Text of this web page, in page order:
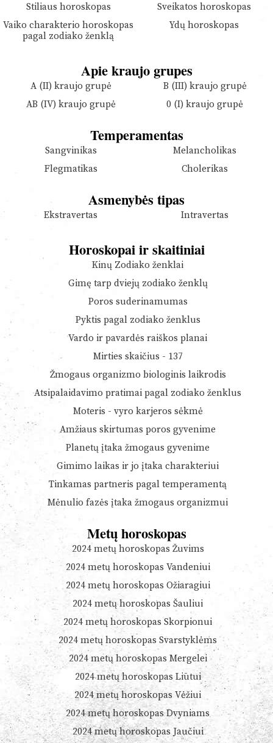
Stiliaus horoskopas
Sveikatos horoskopas
Vaiko charakterio horoskopas
pagal zodiako ženklą
Ydų horoskopas
Apie kraujo grupes
A (II) kraujo grupė
B (III) kraujo grupė
AB (IV) kraujo grupė
0 (I) kraujo grupė
Temperamentas
Sangvinikas
Melancholikas
Flegmatikas
Cholerikas
Asmenybės tipas
Ekstravertas Intravertas
Horoskopai ir skaitiniai
Kinų Zodiako ženklai
Gimę tarp dviejų zodiako ženklų
Poros suderinamumas
Pyktis pagal zodiako ženklus
Vardo ir pavardės raiškos planai
Mirties skaičius - 137
Žmogaus organizmo biologinis laikrodis
Atsipalaidavimo pratimai pagal zodiako ženklus
Moteris - vyro karjeros sėkmė
Amžiaus skirtumas poros gyvenime
Planetų įtaka žmogaus gyvenime
Gimimo laikas ir jo įtaka charakteriui
Tinkamas partneris pagal temperamentą
Mėnulio fazės įtaka žmogaus organizmui
Metų horoskopas
2024 metų horoskopas Žuvims
2024 metų horoskopas Vandeniui
2024 metų horoskopas Ožiaragiui
2024 metų horoskopas Šauliui
2024 metų horoskopas Skorpionui
2024 metų horoskopas Svarstyklėms
2024 metų horoskopas Mergelei
2024 metų horoskopas Liūtui
2024 metų horoskopas Vėžiui
2024 metų horoskopas Dvyniams
2024 metų horoskopas Jaučiui